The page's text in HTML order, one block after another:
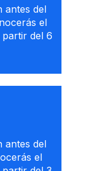
antes del
el
partir del 6
antes del
el